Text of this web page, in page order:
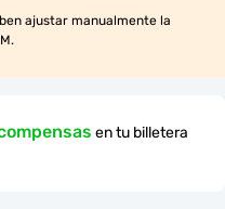
ajustar manualmente la
en tu billetera